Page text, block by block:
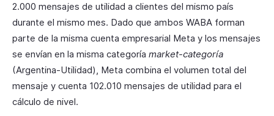
2.000 mensajes de utilidad a clientes del mismo país
durante el mismo mes. Dado que ambos WABA forman
parte de la misma cuenta empresarial Meta y los mensajes
se envían en la misma categoría market-categoría
(Argentina-Utilidad), Meta combina el volumen total del
mensaje y cuenta 102.010 mensajes de utilidad para el
cálculo de nivel.